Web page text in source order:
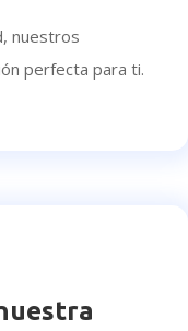
nuestros
perfecta para ti.